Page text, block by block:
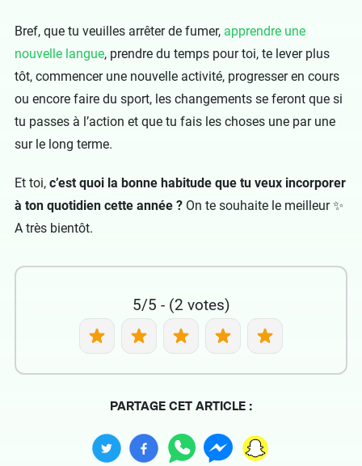
Bref, que tu veuilles arrêter de fumer, apprendre une
nouvelle langue, prendre du temps pour toi, te lever plus
tôt, commencer une nouvelle activité, progresser en cours
ou encore faire du sport, les changements se feront que si
tu passes à l’action et que tu fais les choses une par une
sur le long terme.
Et toi, c’est quoi la bonne habitude que tu veux incorporer
à ton quotidien cette année ? On te souhaite le meilleur ✨
A très bientôt.
5/5 - (2 votes)
PARTAGE CET ARTICLE :